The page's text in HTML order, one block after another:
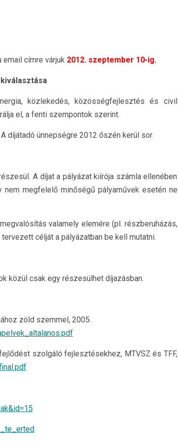
email címre várjuk 2012. szeptember 10-ig.
közlekedés, közösségfejlesztés és civil
el, a fenti szempontok szerint.
díjátadó ünnepségre 2012 őszén kerül sor.
A díjat a pályázat kiírója számla ellenében
megfelelő minőségű pályaművek esetén ne
valamely elemére (pl. részberuházás,
célját a pályázatban be kell mutatni.
közül csak egy részesülhet díjazásban.
zöld szemmel, 2005.
szolgáló fejlesztésekhez, MTVSZ és TFF,